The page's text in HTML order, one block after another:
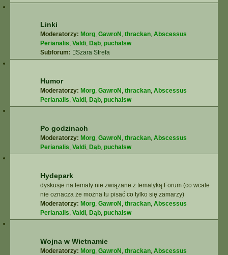
Linki
Moderatorzy: Morg, GawroN , thrackan, Abscessus
Perianalis, Valdi, Dąb, puchalsw
Subforum:
Szara Strefa
Humor
Moderatorzy: Morg, GawroN , thrackan, Abscessus
Perianalis, Valdi, Dąb, puchalsw
Po godzinach
Moderatorzy: Morg, GawroN , thrackan, Abscessus
Perianalis, Valdi, Dąb, puchalsw
Hydepark
dyskusje na tematy nie związane z tematyką Forum (co wcale
nie oznacza że można tu pisać co tylko się zamarzy)
Moderatorzy: Morg, GawroN , thrackan, Abscessus
Perianalis, Valdi, Dąb, puchalsw
Wojna w Wietnamie
Moderatorzy: Morg, GawroN , thrackan, Abscessus